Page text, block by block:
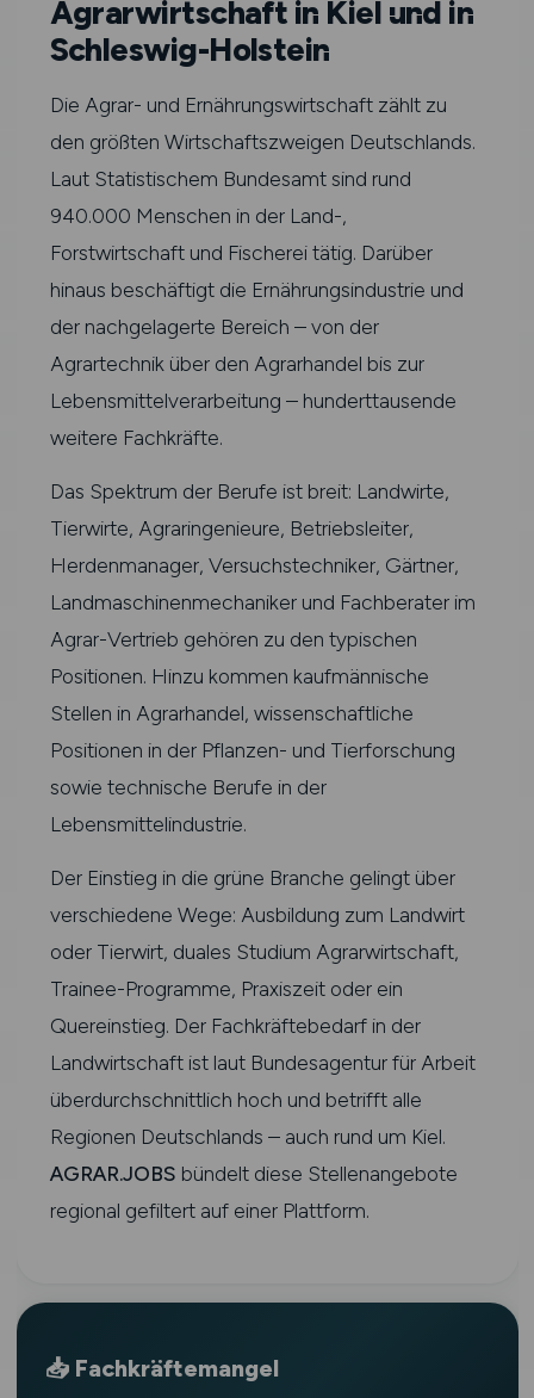
Agrarwirtschaft in Kiel und in
Schleswig-Holstein
Die Agrar- und Ernährungswirtschaft zählt zu
den größten Wirtschaftszweigen Deutschlands.
Laut Statistischem Bundesamt sind rund
940.000 Menschen in der Land-,
Forstwirtschaft und Fischerei tätig. Darüber
hinaus beschäftigt die Ernährungsindustrie und
der nachgelagerte Bereich – von der
Agrartechnik über den Agrarhandel bis zur
Lebensmittelverarbeitung – hunderttausende
weitere Fachkräfte.
Das Spektrum der Berufe ist breit: Landwirte,
Tierwirte, Agraringenieure, Betriebsleiter,
Herdenmanager, Versuchstechniker, Gärtner,
Landmaschinenmechaniker und Fachberater im
Agrar-Vertrieb gehören zu den typischen
Positionen. Hinzu kommen kaufmännische
Stellen in Agrarhandel, wissenschaftliche
Positionen in der Pflanzen- und Tierforschung
sowie technische Berufe in der
Lebensmittelindustrie.
Der Einstieg in die grüne Branche gelingt über
verschiedene Wege: Ausbildung zum Landwirt
oder Tierwirt, duales Studium Agrarwirtschaft,
Trainee-Programme, Praxiszeit oder ein
Quereinstieg. Der Fachkräftebedarf in der
Landwirtschaft ist laut Bundesagentur für Arbeit
überdurchschnittlich hoch und betrifft alle
Regionen Deutschlands – auch rund um Kiel.
AGRAR.JOBS bündelt diese Stellenangebote
regional gefiltert auf einer Plattform.
📥 Fachkräftemangel